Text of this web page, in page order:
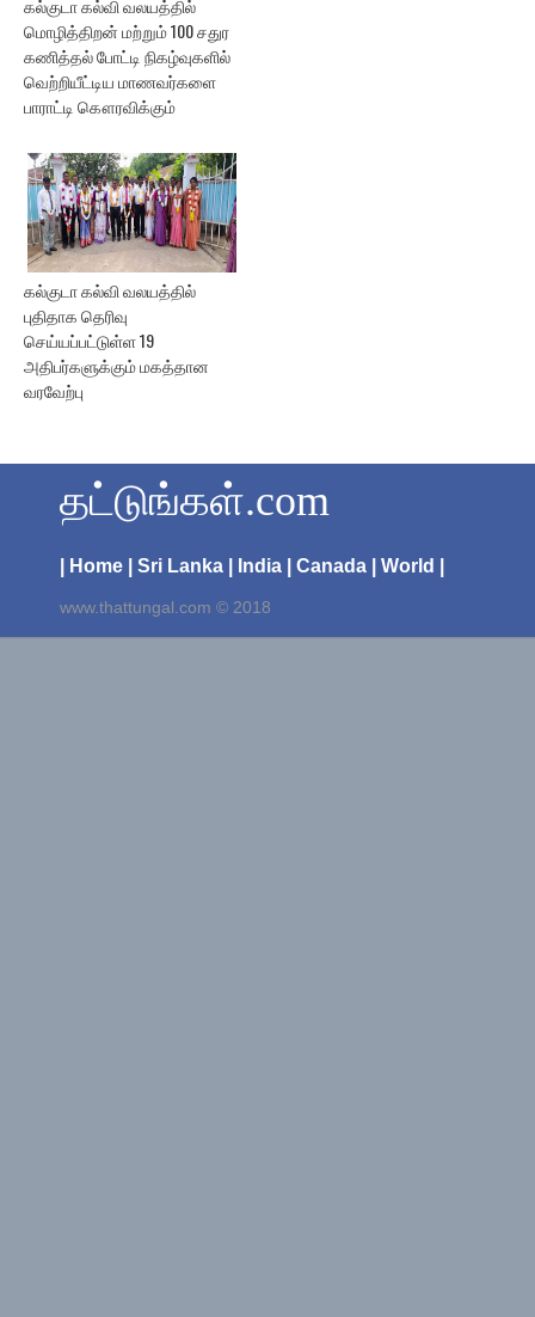
கல்குடா கல்வி வலயத்தில்
மொழித்திறன் மற்றும் 100 சதுர
கணித்தல் போட்டி நிகழ்வுகளில்
வெற்றியீட்டிய மாணவர்களை
பாராட்டி கௌரவிக்கும்
கல்குடா கல்வி வலயத்தில்
புதிதாக தெரிவு
செய்யப்பட்டுள்ள 19
அதிபர்களுக்கும் மகத்தான
வரவேற்பு
தட்டுங்கள்.com
| Home | Sri Lanka | India | Canada | World |
www.thattungal.com © 2018